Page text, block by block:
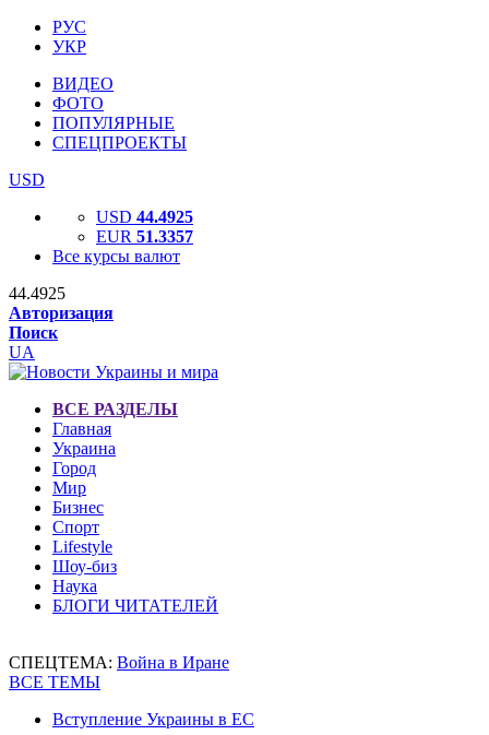
РУС
УКР
ВИДЕО
ФОТО
ПОПУЛЯРНЫЕ
СПЕЦПРОЕКТЫ
USD
USD 44.4925
EUR 51.3357
Все курсы валют
44.4925
Авторизация
Поиск
UA
ВСЕ РАЗДЕЛЫ
Главная
Украина
Город
Мир
Бизнес
Спорт
Lifestyle
Шоу-биз
Наука
БЛОГИ ЧИТАТЕЛЕЙ
СПЕЦТЕМА: Война в Иране
ВСЕ ТЕМЫ
Вступление Украины в ЕС